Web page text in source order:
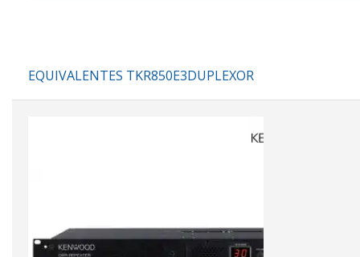
EQUIVALENTES TKR850E3DUPLEXOR